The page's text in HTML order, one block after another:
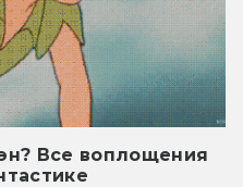
Все воплощения